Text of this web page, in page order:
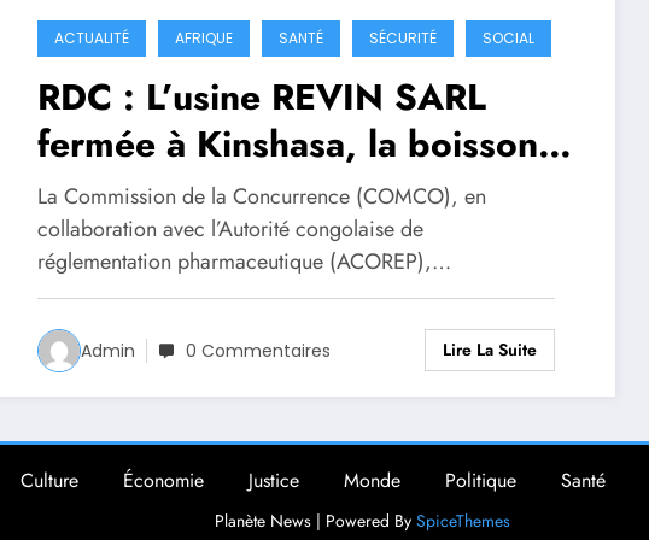
ACTUALITÉ AFRIQUE SANTÉ SÉCURITÉ SOCIAL
RDC : L’usine REVIN SARL
fermée à Kinshasa, la boisson «
Mutu Rouge » interdite pour
présence de Sildenafil
La Commission de la Concurrence (COMCO), en
collaboration avec l’Autorité congolaise de
réglementation pharmaceutique (ACOREP),…
Admin 0 Commentaires Lire La Suite
Culture Économie Justice Monde Politique Santé
Planète News | Powered By SpiceThemes